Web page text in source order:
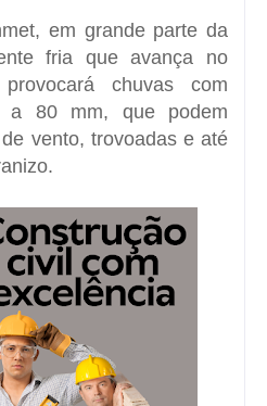
em grande parte da
fria que avança no
chuvas com
a 80 mm, que podem
vento, trovoadas e até